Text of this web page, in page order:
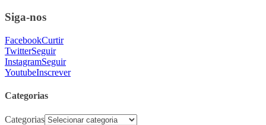
Siga-nos
FacebookCurtir
TwitterSeguir
InstagramSeguir
YoutubeInscrever
Categorias
Categorias